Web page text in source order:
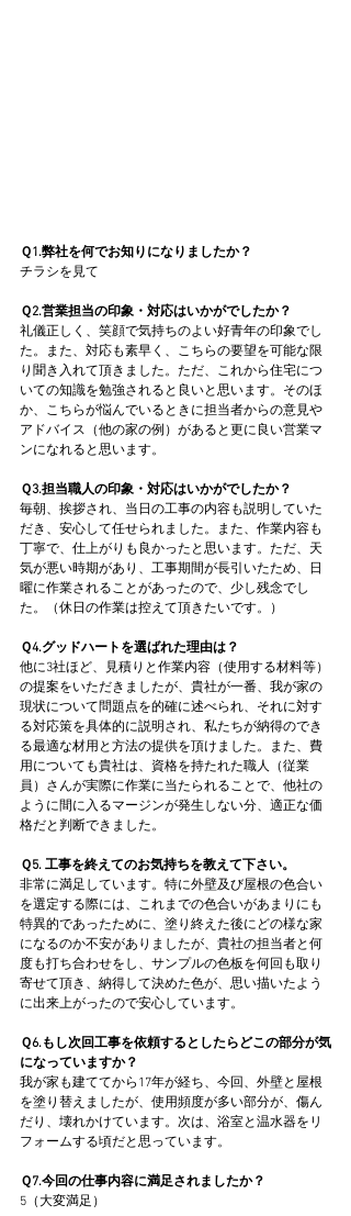
Ｑ1.弊社を何でお知りになりましたか？
チラシを見て
Ｑ2.営業担当の印象・対応はいかがでしたか？
礼儀正しく、笑顔で気持ちのよい好青年の印象でし
た。また、対応も素早く、こちらの要望を可能な限
り聞き入れて頂きました。ただ、これから住宅につ
いての知識を勉強されると良いと思います。そのほ
か、こちらが悩んでいるときに担当者からの意見や
アドバイス（他の家の例）があると更に良い営業マ
ンになれると思います。
Ｑ3.担当職人の印象・対応はいかがでしたか？
毎朝、挨拶され、当日の工事の内容も説明していた
だき、安心して任せられました。また、作業内容も
丁寧で、仕上がりも良かったと思います。ただ、天
気が悪い時期があり、工事期間が長引いたため、日
曜に作業されることがあったので、少し残念でし
た。（休日の作業は控えて頂きたいです。）
Ｑ4.グッドハートを選ばれた理由は？
他に3社ほど、見積りと作業内容（使用する材料等）
の提案をいただきましたが、貴社が一番、我が家の
現状について問題点を的確に述べられ、それに対す
る対応策を具体的に説明され、私たちが納得のでき
る最適な材用と方法の提供を頂けました。また、費
用についても貴社は、資格を持たれた職人（従業
員）さんが実際に作業に当たられることで、他社の
ように間に入るマージンが発生しない分、適正な価
格だと判断できました。
Ｑ5. 工事を終えてのお気持ちを教えて下さい。
非常に満足しています。特に外壁及び屋根の色合い
を選定する際には、これまでの色合いがあまりにも
特異的であったために、塗り終えた後にどの様な家
になるのか不安がありましたが、貴社の担当者と何
度も打ち合わせをし、サンプルの色板を何回も取り
寄せて頂き、納得して決めた色が、思い描いたよう
に出来上がったので安心しています。
Ｑ6.もし次回工事を依頼するとしたらどこの部分が気
になっていますか？
我が家も建ててから17年が経ち、今回、外壁と屋根
を塗り替えましたが、使用頻度が多い部分が、傷ん
だり、壊れかけています。次は、浴室と温水器をリ
フォームする頃だと思っています。
Ｑ7.今回の仕事内容に満足されましたか？
5（大変満足）